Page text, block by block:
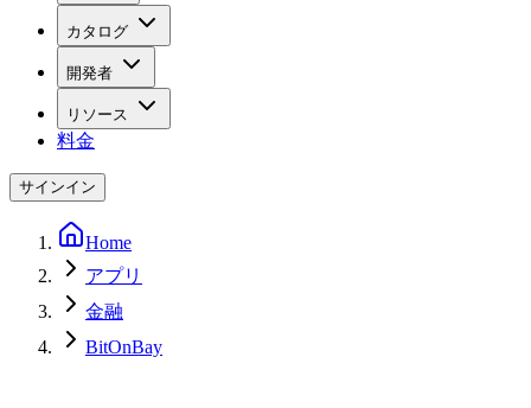
カタログ
開発者
リソース
料金
サインイン
Home
アプリ
金融
BitOnBay